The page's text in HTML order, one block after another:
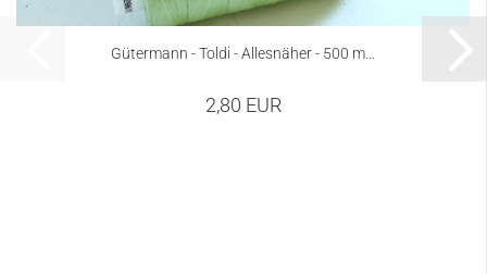
Gütermann - Toldi - Allesnäher - 500 m...
2,80 EUR